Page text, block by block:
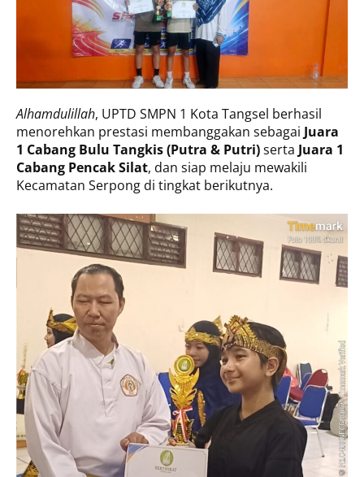
Alhamdulillah, UPTD SMPN 1 Kota Tangsel berhasil
menorehkan prestasi membanggakan sebagai Juara
1 Cabang Bulu Tangkis (Putra & Putri)serta Juara 1
Cabang Pencak Silat, dan siap melaju mewakili
Kecamatan Serpong di tingkat berikutnya.